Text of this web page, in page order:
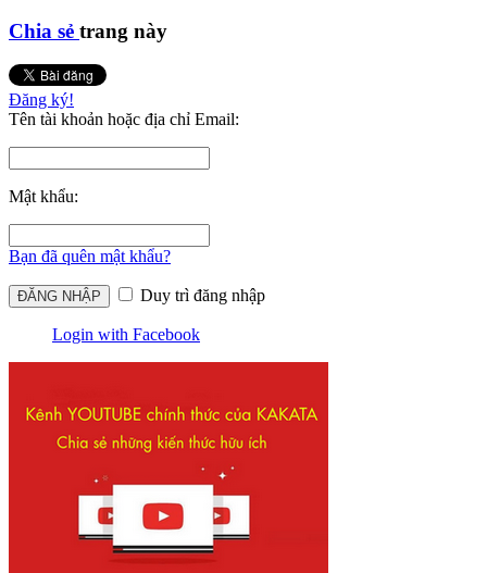
Chia sẻ trang này
Đăng ký!
Tên tài khoản hoặc địa chỉ Email:
Mật khẩu:
Bạn đã quên mật khẩu?
Duy trì đăng nhập
Login with Facebook